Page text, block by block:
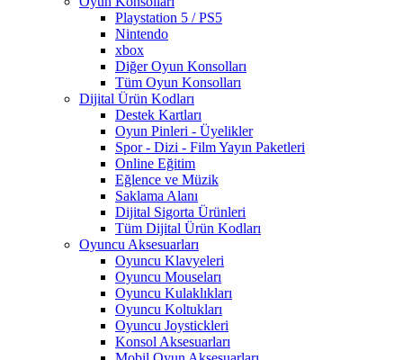
Playstation 5 / PS5
Nintendo
xbox
Diğer Oyun Konsolları
Tüm Oyun Konsolları
Dijital Ürün Kodları
Destek Kartları
Oyun Pinleri - Üyelikler
Spor - Dizi - Film Yayın Paketleri
Online Eğitim
Eğlence ve Müzik
Saklama Alanı
Dijital Sigorta Ürünleri
Tüm Dijital Ürün Kodları
Oyuncu Aksesuarları
Oyuncu Klavyeleri
Oyuncu Mouseları
Oyuncu Kulaklıkları
Oyuncu Koltukları
Oyuncu Joystickleri
Konsol Aksesuarları